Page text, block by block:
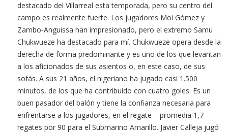
destacado del Villarreal esta temporada, pero su centro del
campo es realmente fuerte. Los jugadores Moi Gómez y
Zambo-Anguissa han impresionado, pero el extremo Samu
Chukwueze ha destacado para mí. Chukwueze opera desde la
derecha de forma predominante y es uno de los que levantan
a los aficionados de sus asientos o, en este caso, de sus
sofás. A sus 21 años, el nigeriano ha jugado casi 1.500
minutos, de los que ha contribuido con cuatro goles. Es un
buen pasador del balón y tiene la confianza necesaria para
enfrentarse a los jugadores, en el regate – promedia 1,7
regates por 90 para el Submarino Amarillo. Javier Calleja jugó